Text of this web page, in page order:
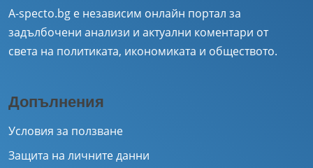
A-specto.bg е независим онлайн портал за
задълбочени анализи и актуални коментари от
света на политиката, икономиката и обществото.
Допълнения
Условия за ползване
Защита на личните данни